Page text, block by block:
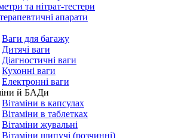
та нітрат-тестери
апарати
Ваги для багажу
Дитячі ваги
Діагностичні ваги
Кухонні ваги
Електронні ваги
й БАДи
Вітаміни в капсулах
Вітаміни в таблетках
Вітаміни жувальні
Вітаміни шипучі (розчинні)